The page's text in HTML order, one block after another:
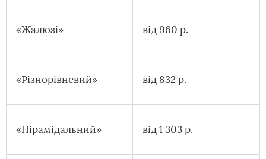
«Жалюзі» від 960 р.
«Різнорівневий» від 832 р.
«Пірамідальний» від 1 303 р.